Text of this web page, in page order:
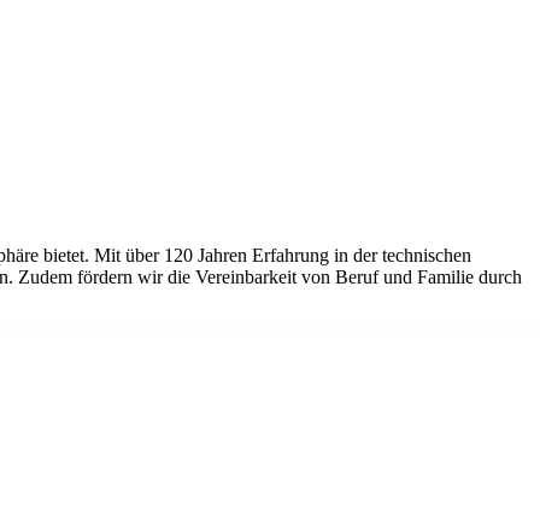
bietet. Mit über 120 Jahren Erfahrung in der technischen
Zudem fördern wir die Vereinbarkeit von Beruf und Familie durch